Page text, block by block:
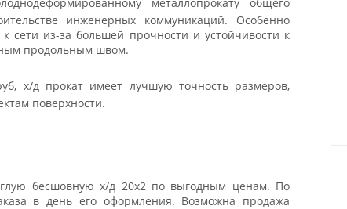
инженерных коммуникаций. Особенно
сети из-за большей прочности и устойчивости к
продольным швом.
х/д прокат имеет лучшую точность размеров,
поверхности.
бесшовную х/д 20х2 по выгодным ценам. По
в день его оформления. Возможна продажа